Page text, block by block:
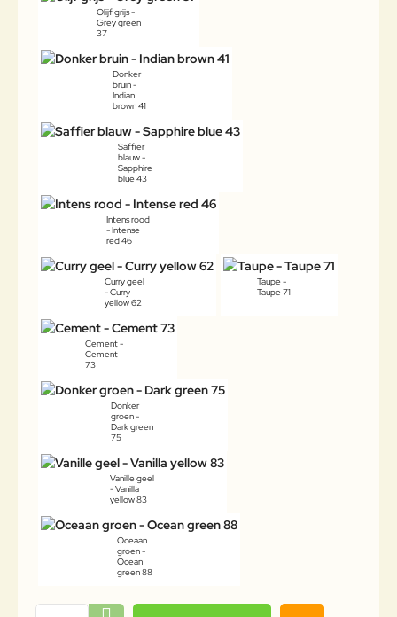
Olijf grijs -
Grey green
37
Donker
bruin -
Indian
brown 41
Saffier
blauw -
Sapphire
blue 43
Intens rood
- Intense
red 46
Curry geel
- Curry
yellow 62
Taupe -
Taupe 71
Cement -
Cement
73
Donker
groen -
Dark green
75
Vanille geel
- Vanilla
yellow 83
Oceaan
groen -
Ocean
green 88